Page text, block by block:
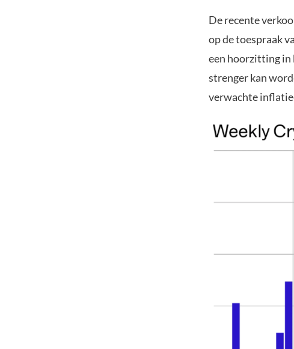
De recente
op de toespraak
een hoorzitting in
strenger kan
verwachte